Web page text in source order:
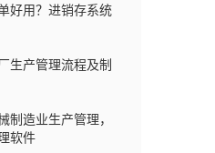
好用？进销存系统
生产管理流程及制
制造业生产管理，
软件